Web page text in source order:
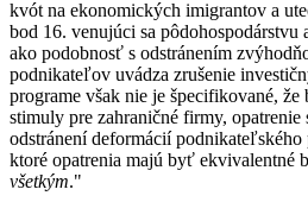
kvót na ekonomických imigrantov a
bod 16. venujúci sa
ako podobnosť s odstránením
podnikateľov uvádza zrušenie
programe však nie je špecifikované,
stimuly pre zahraničné firmy, opatrenie
odstránení deformácií podnikateľského
ktoré opatrenia majú byť ekvivalentné
všetkým."